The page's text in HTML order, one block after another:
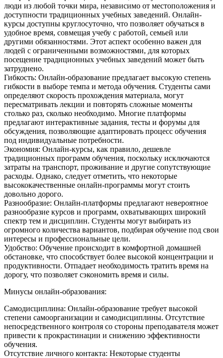
люди из любой точки мира, независимо от местоположения и
доступности традиционных учебных заведений. Онлайн-
курсы доступны круглосуточно, что позволяет обучаться в
удобное время, совмещая учебу с работой, семьей или
другими обязанностями. Этот аспект особенно важен для
людей с ограниченными возможностями, для которых
посещение традиционных учебных заведений может быть
затруднено.
Гибкость: Онлайн-образование предлагает высокую степень
гибкости в выборе темпа и метода обучения. Студенты сами
определяют скорость прохождения материала, могут
пересматривать лекции и повторять сложные моменты
столько раз, сколько необходимо. Многие платформы
предлагают интерактивные задания, тесты и форумы для
обсуждения, позволяющие адаптировать процесс обучения
под индивидуальные потребности.
Экономия: Онлайн-курсы, как правило, дешевле
традиционных программ обучения, поскольку исключаются
затраты на транспорт, проживание и другие сопутствующие
расходы. Однако, следует отметить, что некоторые
высококачественные онлайн-программы могут стоить
довольно дорого.
Разнообразие: Онлайн-платформы предлагают невероятное
разнообразие курсов и программ, охватывающих широкий
спектр тем и дисциплин. Студенты могут выбирать из
огромного количества вариантов, подбирая обучение под свои
интересы и профессиональные цели.
Удобство: Обучение происходит в комфортной домашней
обстановке, что способствует более высокой концентрации и
продуктивности. Отпадает необходимость тратить время на
дорогу, что позволяет сэкономить время и силы.
Минусы онлайн-образования:
Самодисциплина: Онлайн-образование требует высокой
степени самоорганизации и самодисциплины. Отсутствие
непосредственного контроля со стороны преподавателя может
привести к прокрастинации и снижению эффективности
обучения.
Отсутствие личного контакта: Некоторые студенты